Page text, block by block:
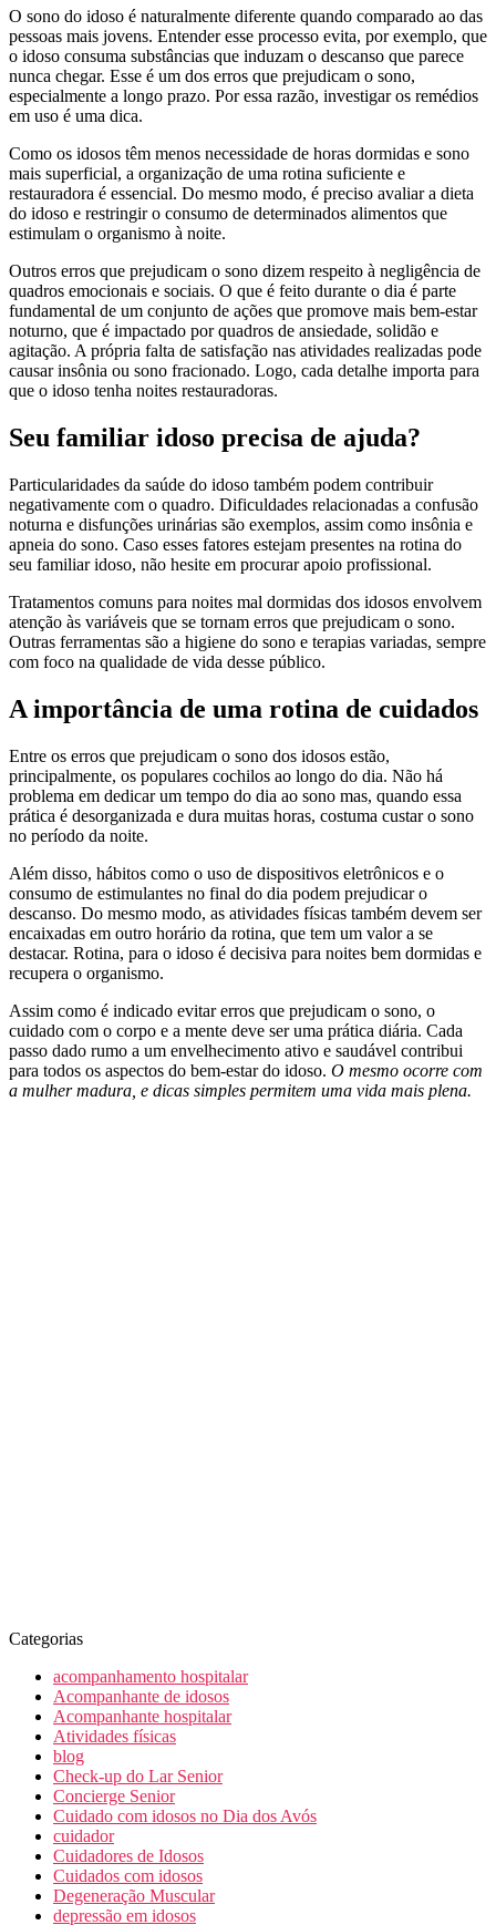
O sono do idoso é naturalmente diferente quando comparado ao das
pessoas mais jovens. Entender esse processo evita, por exemplo, que
o idoso consuma substâncias que induzam o descanso que parece
nunca chegar. Esse é um dos erros que prejudicam o sono,
especialmente a longo prazo. Por essa razão, investigar os remédios
em uso é uma dica.
Como os idosos têm menos necessidade de horas dormidas e sono
mais superficial, a organização de uma rotina suficiente e
restauradora é essencial. Do mesmo modo, é preciso avaliar a dieta
do idoso e restringir o consumo de determinados alimentos que
estimulam o organismo à noite.
Outros erros que prejudicam o sono dizem respeito à negligência de
quadros emocionais e sociais. O que é feito durante o dia é parte
fundamental de um conjunto de ações que promove mais bem-estar
noturno, que é impactado por quadros de ansiedade, solidão e
agitação. A própria falta de satisfação nas atividades realizadas pode
causar insônia ou sono fracionado. Logo, cada detalhe importa para
que o idoso tenha noites restauradoras.
Seu familiar idoso precisa de ajuda?
Particularidades da saúde do idoso também podem contribuir
negativamente com o quadro. Dificuldades relacionadas a confusão
noturna e disfunções urinárias são exemplos, assim como insônia e
apneia do sono. Caso esses fatores estejam presentes na rotina do
seu familiar idoso, não hesite em procurar apoio profissional.
Tratamentos comuns para noites mal dormidas dos idosos envolvem
atenção às variáveis que se tornam erros que prejudicam o sono.
Outras ferramentas são a higiene do sono e terapias variadas, sempre
com foco na qualidade de vida desse público.
A importância de uma rotina de cuidados
Entre os erros que prejudicam o sono dos idosos estão,
principalmente, os populares cochilos ao longo do dia. Não há
problema em dedicar um tempo do dia ao sono mas, quando essa
prática é desorganizada e dura muitas horas, costuma custar o sono
no período da noite.
Além disso, hábitos como o uso de dispositivos eletrônicos e o
consumo de estimulantes no final do dia podem prejudicar o
descanso. Do mesmo modo, as atividades físicas também devem ser
encaixadas em outro horário da rotina, que tem um valor a se
destacar. Rotina, para o idoso é decisiva para noites bem dormidas e
recupera o organismo.
Assim como é indicado evitar erros que prejudicam o sono, o
cuidado com o corpo e a mente deve ser uma prática diária. Cada
passo dado rumo a um envelhecimento ativo e saudável contribui
para todos os aspectos do bem-estar do idoso. O mesmo ocorre com
a mulher madura, e dicas simples permitem uma vida mais plena.
Categorias
acompanhamento hospitalar
Acompanhante de idosos
Acompanhante hospitalar
Atividades físicas
blog
Check-up do Lar Senior
Concierge Senior
Cuidado com idosos no Dia dos Avós
cuidador
Cuidadores de Idosos
Cuidados com idosos
Degeneração Muscular
depressão em idosos